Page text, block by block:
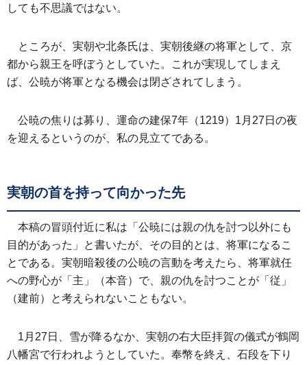
しても不思議ではない。
ところが、実朝や北条氏は、実朝後継の将軍として、京
都から親王を呼ぼうとしていた。これが実現してしまえ
ば、公暁が将軍となる機会は閉ざされてしまう。
公暁の焦りは募り、運命の建保7年（1219）1月27日の夜
を迎えるというのが、私の見立てである。
実朝の首を持って向かった先
本稿の冒頭付近に私は「公暁には親の仇を討つ以外にも
目的があった」と書いたが、その目的とは、将軍になるこ
とである。実朝暗殺後の公暁の言動を考えたら、将軍就任
への野心が「主」（本音）で、親の仇を討つことが「従」
（建前）と考えられないこともない。
1月27日、雪が降るなか、実朝の右大臣拝賀の儀式が鶴岡
八幡宮で行われようとしていた。奉幣を終え、石段を下り